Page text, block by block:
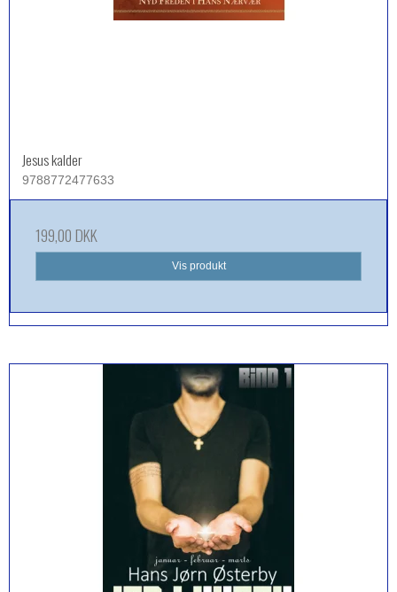
Jesus kalder
9788772477633
199,00 DKK
Vis produkt